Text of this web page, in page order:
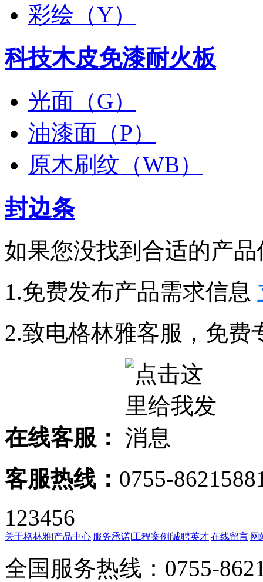
彩绘（Y）
科技木皮免漆耐火板
光面（G）
油漆面（P）
原木刷纹（WB）
封边条
如果您没找到合适的产品
1.免费发布产品需求信息
2.致电格林雅客服，免费
在线客服：
客服热线： 0755-
123456
关于格林雅|产品中心|服务承诺|工程案例 |诚聘英才|在线留言|网
全国服务热线：0755-